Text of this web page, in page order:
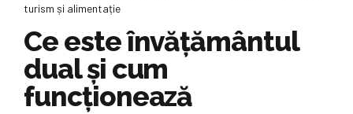
turism și alimentație
Ce este învățământul
dual și cum
funcționează